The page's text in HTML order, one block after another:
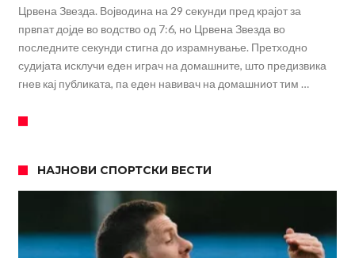
Црвена Звезда. Војводина на 29 секунди пред крајот за
првпат дојде во водство од 7:6, но Црвена Звезда во
последните секунди стигна до израмнување. Претходно
судијата исклучи еден играч на домашните, што предизвика
гнев кај публиката, па еден навивач на домашниот тим …
НАЈНОВИ СПОРТСКИ ВЕСТИ